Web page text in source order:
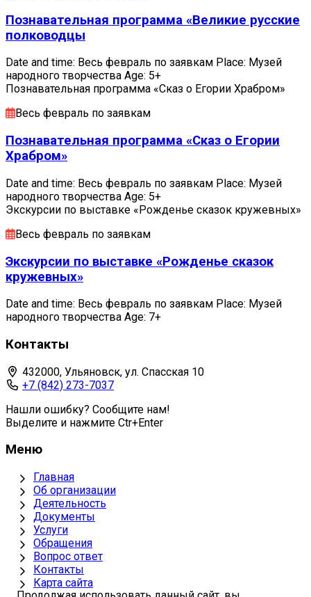
Познавательная программа «Великие русские
полководцы
Date and time: Весь февраль по заявкам Place: Музей
народного творчества Age: 5+
Познавательная программа «Сказ о Егории Храбром»
Весь февраль по заявкам
Познавательная программа «Сказ о Егории
Храбром»
Date and time: Весь февраль по заявкам Place: Музей
народного творчества Age: 5+
Экскурсии по выставке «Рожденье сказок кружевных»
Весь февраль по заявкам
Экскурсии по выставке «Рожденье сказок
кружевных»
Date and time: Весь февраль по заявкам Place: Музей
народного творчества Age: 7+
Контакты
432000, Ульяновск, ул. Спасская 10
+7 (842) 273-7037
Нашли ошибку? Сообщите нам!
Выделите и нажмите Ctr+Enter
Меню
Главная
Об организации
Деятельность
Документы
Услуги
Обращения
Вопрос ответ
Контакты
Карта сайта